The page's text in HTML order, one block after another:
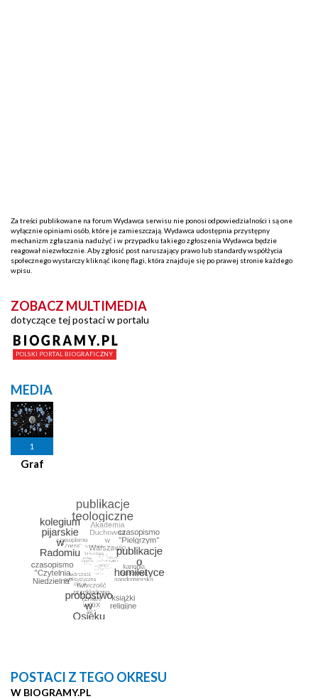
Za treści publikowane na forum Wydawca serwisu nie ponosi odpowiedzialności i są one
wyłącznie opiniami osób, które je zamieszczają. Wydawca udostępnia przystępny
mechanizm zgłaszania nadużyć i w przypadku takiego zgłoszenia Wydawca będzie
reagował niezwłocznie. Aby zgłosić post naruszający prawo lub standardy współżycia
społecznego wystarczy kliknąć ikonę flagi, która znajduje się po prawej stronie każdego
wpisu.
ZOBACZ MULTIMEDIA
dotyczące tej postaci w portalu
MEDIA
1
Graf
POSTACI Z TEGO OKRESU
W BIOGRAMY.PL